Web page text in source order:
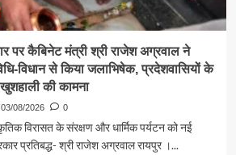
पर कैबिनेट मंत्री श्री राजेश अग्रवाल ने
विधान से किया जलाभिषेक, प्रदेशवासियों के
की कामना
03/08/2026 0
विरासत के संरक्षण और धार्मिक पर्यटन को नई
प्रतिबद्ध- श्री राजेश अग्रवाल रायपुर ।...